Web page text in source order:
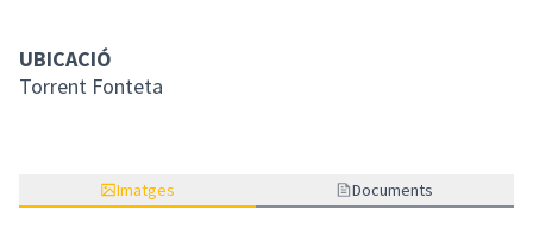
UBICACIÓ
Torrent Fonteta
Imatges Documents